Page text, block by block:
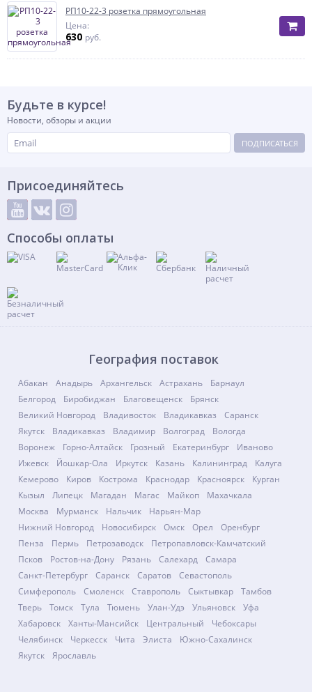
РП10-22-3 розетка прямоугольная
Цена:
630 руб.
Будьте в курсе!
Новости, обзоры и акции
ПОДПИСАТЬСЯ
Присоединяйтесь
Способы оплаты
География поставок
Абакан Анадырь Архангельск Астрахань
Барнаул
Белгород
Биробиджан Благовещенск
Брянск
Великий Новгород
Владивосток Владикавказ
Саранск
Якутск
Владикавказ Владимир Волгоград
Вологда
Воронеж
Горно-Алтайск Грозный Екатеринбург
Иваново
Ижевск
Йошкар-Ола Иркутск Казань Калининград
Калуга
Кемерово
Киров Кострома Краснодар Красноярск
Курган
Кызыл
Липецк Магадан Магас Майкоп
Махачкала
Москва
Мурманск Нальчик
Нарьян-Мар
Нижний Новгород
Новосибирск Омск Орел
Оренбург
Пенза
Пермь Петрозаводск
Петропавловск-Камчатский
Псков
Ростов-на-Дону Рязань Салехард
Самара
Санкт-Петербург
Саранск Саратов
Севастополь
Симферополь
Смоленск Ставрополь Сыктывкар
Тамбов
Тверь
Томск Тула Тюмень Улан-Удэ Ульяновск
Уфа
Хабаровск
Ханты-Мансийск Центральный
Чебоксары
Челябинск
Черкесск Чита Элиста
Южно-Сахалинск
Якутск
Ярославль